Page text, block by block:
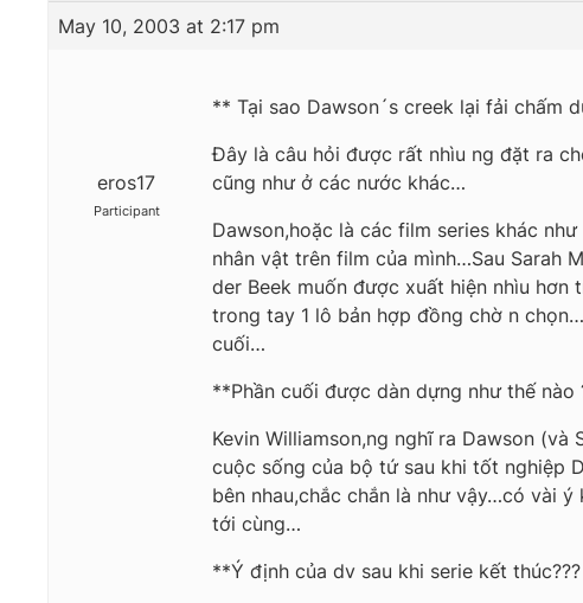
May 10, 2003 at 2:17 pm
eros17
Participant
** Tại sao Dawson´s creek lại fải chấm
Đây là câu hỏi được rất nhìu ng đặt ra
cũng như ở các nước khác…
Dawson,hoặc là các film series khác
nhân vật trên film của mình…Sau Sarah
der Beek muốn được xuất hiện nhìu
trong tay 1 lô bản hợp đồng chờ n
cuối…
**Phần cuối được dàn dựng như thế nào
Kevin Williamson,ng nghĩ ra Dawson
cuộc sống của bộ tứ sau khi tốt nghiệp
bên nhau,chắc chắn là như vậy…có vài
tới cùng…
**Ý định của dv sau khi serie kết thúc???